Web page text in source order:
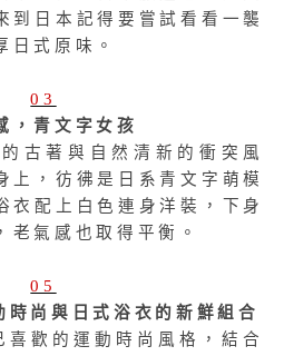
到日本記得要嘗試看看一襲
日式原味。
，青文字女孩
古著與自然清新的衝突風
上， 彷彿是日系青文字萌模
衣配上白色連身洋裝，下身
老氣感也取得平衡。
尚與日式浴衣的新鮮組合
喜歡的運動時尚風格，結合